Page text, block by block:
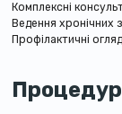
Комплексні
Ведення хронічних
Профілактичні